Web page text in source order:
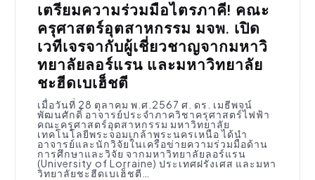
เตรียมความร่วมมือไตรภาคี! คณะ
ครุศาสตร์อุตสาหกรรม มจพ. เปิด
เวทีเจรจากับผู้เชี่ยวชาญจากมหาวิ
ทยาลัยลอร์แรน และมหาวิทยาลัย
ชะฮีดเบเฮ็ชตี
เมื่อวันที่ 28 ตุลาคม พ.ศ.2567 ศ. ดร. เมธีพจน์
พัฒนศักดิ์ อาจารย์ประจำภาควิชาครุศาสตร์ไฟฟ้า
คณะครุศาสตร์อุตสาหกรรม มหาวิทยาลัย
เทคโนโลยีพระจอมเกล้าพระนครเหนือ ได้นำ
อาจารย์และนักวิจัยในเครือข่ายความร่วมมือด้าน
การศึกษาและวิจัย จากมหาวิทยาลัยลอร์แรน
(University of Lorraine) ประเทศฝรั่งเศส และมหา
วิทยาลัยชะฮีดเบเฮ็ชตี…